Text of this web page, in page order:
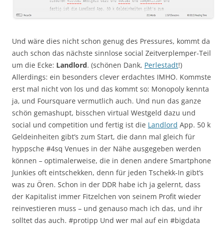
Und wäre dies nicht schon genug des Pressures, kommt da
auch schon das nächste sinnlose social Zeitverplemper-Teil
um die Ecke: Landlord. (schönen Dank, Perlestadt!)
Allerdings: ein besonders clever erdachtes IMHO. Kommste
erst mal nicht von los und das kommt so: Monopoly kennta
ja, und Foursquare vermutlich auch. Und nun das ganze
schön gemashupt, bisschen virtual Westgeld dazu und
social und competition und fertig ist die Landlord App. 50 k
Geldeinheiten gibt’s zum Start, die dann mal gleich für
hyppsche #4sq Venues in der Nähe ausgegeben werden
können – optimalerweise, die in denen andere Smartphone
Junkies oft eintschekken, denn für jeden Tschekk-In gibt’s
was zu Ören. Schon in der DDR habe ich ja gelernt, dass
der Kapitalist immer Fitzelchen von seinem Profit wieder
reinvestieren muss – und genauso mach ich das, und ihr
solltet das auch. #protipp Und wer mal auf ein #bigdata